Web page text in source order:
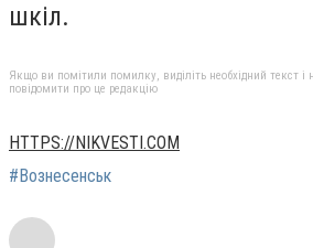
шкіл.
Якщо ви помітили помилку, виділіть необхідний текст і
повідомити про це редакцію
HTTPS://NIKVESTI.COM
#Вознесенськ